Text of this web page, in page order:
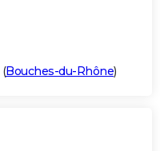
(Bouches-du-Rhône)